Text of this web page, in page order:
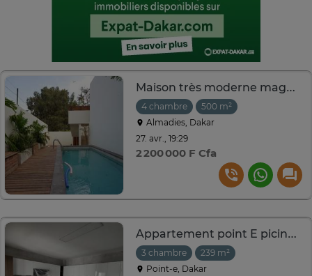
Maison très moderne magnifique à louer aux Almadie
4 chambre
500 m²
Almadies, Dakar
27. avr., 19:29
2 200 000 F Cfa
Appartement point E picine olympique
3 chambre
239 m²
Point-e, Dakar